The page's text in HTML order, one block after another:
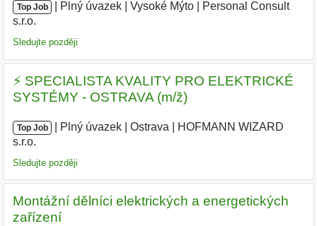
Top Job Plný úvazek Vysoké Mýto
Personal Consult
s.r.o.
Sledujte později
⚡ SPECIALISTA KVALITY PRO ELEKTRICKÉ
SYSTÉMY - OSTRAVA (m/ž)
Top Job Plný úvazek Ostrava
HOFMANN WIZARD
s.r.o.
Sledujte později
Montážní dělníci elektrických a energetických
zařízení